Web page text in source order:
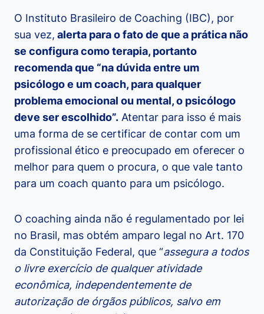
O Instituto Brasileiro de Coaching (IBC), por
sua vez, alerta para o fato de que a prática não
se configura como terapia, portanto
recomenda que “na dúvida entre um
psicólogo e um coach, para qualquer
problema emocional ou mental, o psicólogo
deve ser escolhido”. Atentar para isso é mais
uma forma de se certificar de contar com um
profissional ético e preocupado em oferecer o
melhor para quem o procura, o que vale tanto
para um coach quanto para um psicólogo.
O coaching ainda não é regulamentado por lei
no Brasil, mas obtém amparo legal no Art. 170
da Constituição Federal, que “assegura a todos
o livre exercício de qualquer atividade
econômica, independentemente de
autorização de órgãos públicos, salvo em